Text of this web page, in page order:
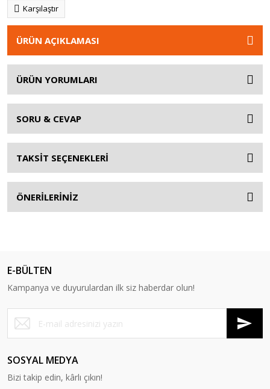
Karşılaştır
ÜRÜN AÇIKLAMASI
ÜRÜN YORUMLARI
SORU & CEVAP
TAKSİT SEÇENEKLERİ
ÖNERİLERİNİZ
E-BÜLTEN
Kampanya ve duyurulardan ilk siz haberdar olun!
SOSYAL MEDYA
Bizi takip edin, kârlı çıkın!